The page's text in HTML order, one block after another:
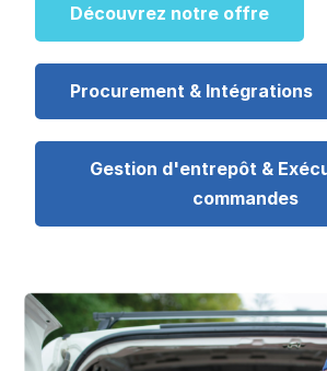
Découvrez notre offre
Procurement & Intégrations
Gestion d'entrepôt &
commandes